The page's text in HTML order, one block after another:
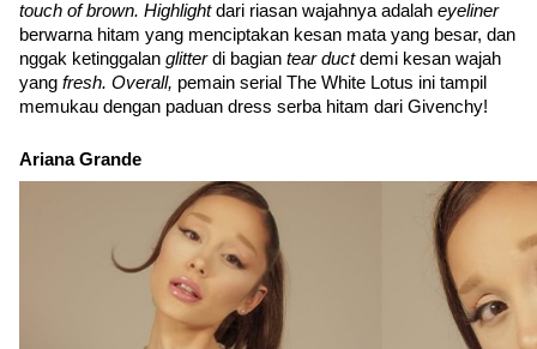
touch of brown. Highlight dari riasan wajahnya adalah
eyeliner
berwarna hitam yang menciptakan kesan mata yang besar, dan
nggak ketinggalan glitter di bagian tear duct demi kesan wajah
yang fresh. Overall, pemain serial The White Lotus ini tampil
memukau dengan paduan dress serba hitam dari Givenchy!
Ariana Grande